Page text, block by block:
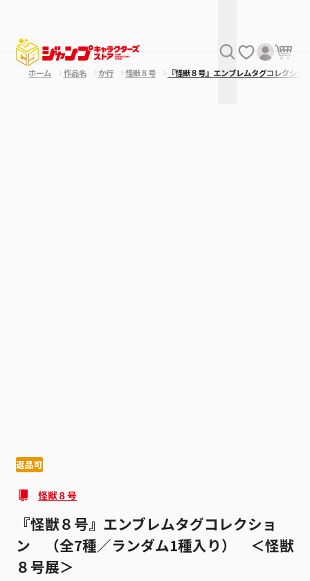
ホーム 作品名 か行 怪獣８号 『怪獣８号』エンブレムタグコレク
返品可
怪獣８号
『怪獣８号』エンブレムタグコレクショ
ン （全7種／ランダム1種入り） ＜怪獣
８号展＞